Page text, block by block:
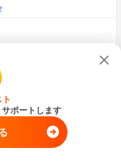
円
4階
合わせ
ポートします